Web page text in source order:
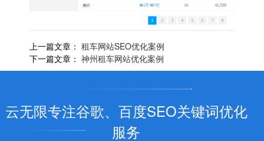
上一篇文章： 租车网站SEO优化案例
下一篇文章： 神州租车网站优化案例
云无限专注谷歌、百度SEO关键词优化
服务